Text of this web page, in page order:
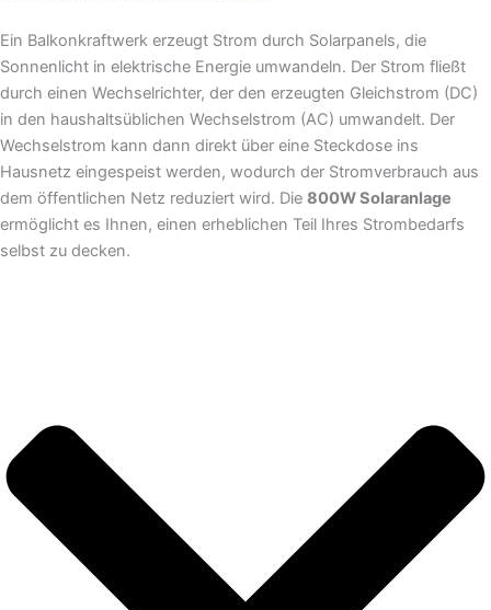
Ein Balkonkraftwerk erzeugt Strom durch Solarpanels, die
Sonnenlicht in elektrische Energie umwandeln. Der Strom fließt
durch einen Wechselrichter, der den erzeugten Gleichstrom (DC)
in den haushaltsüblichen Wechselstrom (AC) umwandelt. Der
Wechselstrom kann dann direkt über eine Steckdose ins
Hausnetz eingespeist werden, wodurch der Stromverbrauch aus
dem öffentlichen Netz reduziert wird. Die 800W Solaranlage
ermöglicht es Ihnen, einen erheblichen Teil Ihres Strombedarfs
selbst zu decken.